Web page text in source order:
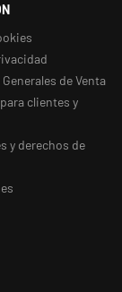
de Venta
clientes y
y derechos de